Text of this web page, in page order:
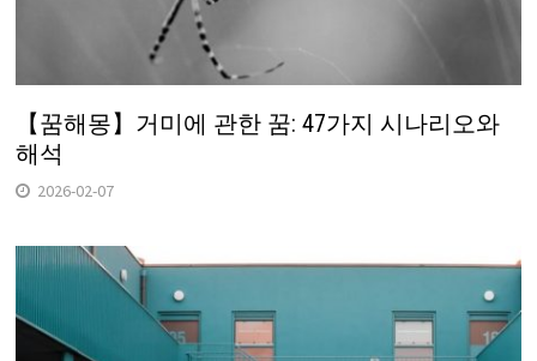
【꿈해몽】거미에 관한 꿈: 47가지 시나리오와
해석
2026-02-07